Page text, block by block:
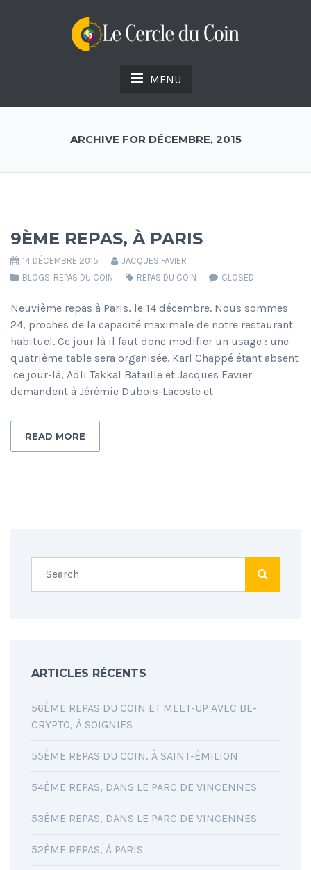
MENU
ARCHIVE FOR DÉCEMBRE, 2015
9ÈME REPAS, À PARIS
14 DÉCEMBRE 2015
JACQUES FAVIER
BLOGS, REPAS DU COIN REPAS DU COIN CLOSED
Neuvième repas à Paris, le 14 décembre. Nous sommes
24, proches de la capacité maximale de notre restaurant
habituel. Ce jour là il faut donc modifier un usage : une
quatrième table sera organisée. Karl Chappé étant absent
ce jour-là, Adli Takkal Bataille et Jacques Favier
demandent à Jérémie Dubois-Lacoste et
READ MORE
ARTICLES RÉCENTS
56ÈME REPAS DU COIN ET MEET-UP AVEC BE-
CRYPTO, À SOIGNIES
55ÈME REPAS DU COIN, À SAINT-ÉMILION
54ÈME REPAS, DANS LE PARC DE VINCENNES
53ÈME REPAS, DANS LE PARC DE VINCENNES
52ÈME REPAS, À PARIS